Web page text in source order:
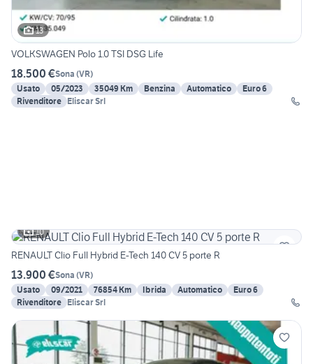
13
VOLKSWAGEN Polo 1.0 TSI DSG Life
18.500 €Sona (VR)
Usato
05/2023 35049 Km Benzina Automatico
Euro 6
Rivenditore Eliscar Srl
10
RENAULT Clio Full Hybrid E-Tech 140 CV 5 porte R
13.900 €Sona (VR)
Usato
09/2021 76854 Km Ibrida Automatico
Euro 6
Rivenditore Eliscar Srl